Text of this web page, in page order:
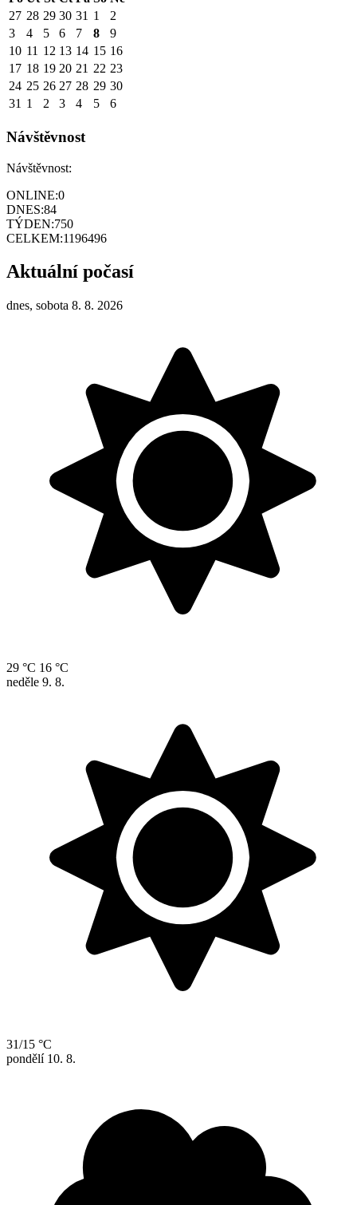
27 28 29 30 31 1
2
3
4 5 6 7 8
9
10 11 12 13 14 15 16
17 18 19 20 21 22 23
24 25 26 27 28 29 30
31 1 2 3 4 5 6
Návštěvnost
Návštěvnost:
ONLINE:0
DNES:84
TÝDEN:750
CELKEM:1196496
Aktuální počasí
dnes, sobota 8. 8. 2026
29 °C 16 °C
neděle 9. 8.
31/15 °C
pondělí 10. 8.